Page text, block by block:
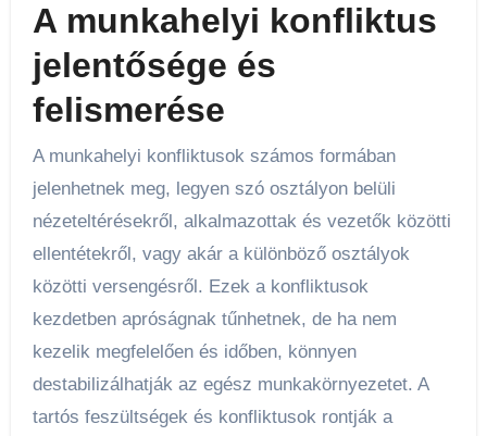
A munkahelyi konfliktus
jelentősége és
felismerése
A munkahelyi konfliktusok számos formában
jelenhetnek meg, legyen szó osztályon belüli
nézeteltérésekről, alkalmazottak és vezetők közötti
ellentétekről, vagy akár a különböző osztályok
közötti versengésről. Ezek a konfliktusok
kezdetben apróságnak tűnhetnek, de ha nem
kezelik megfelelően és időben, könnyen
destabilizálhatják az egész munkakörnyezetet. A
tartós feszültségek és konfliktusok rontják a